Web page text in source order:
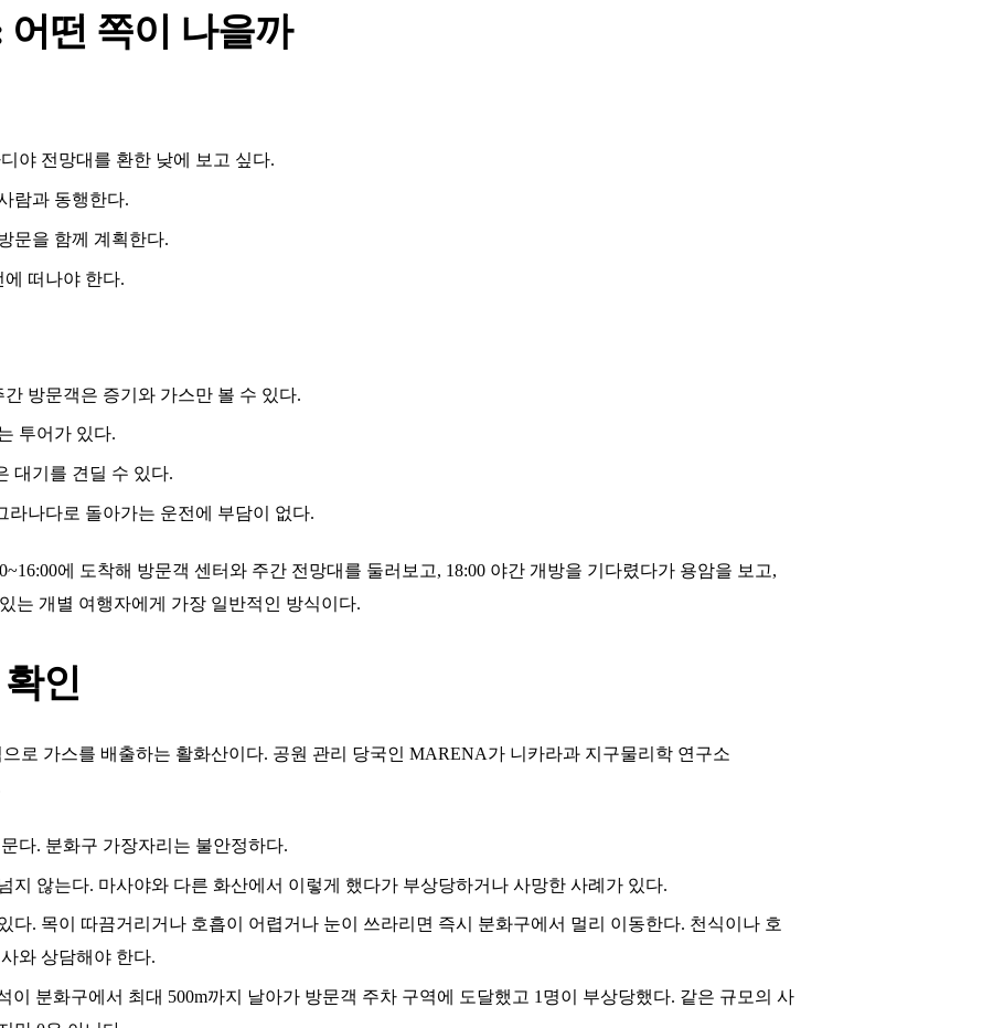
어떤 쪽이 나을까
야 전망대를 환한 낮에 보고 싶다.
람과 동행한다.
문을 함께 계획한다.
떠나야 한다.
방문객은 증기와 가스만 볼 수 있다.
투어가 있다.
대기를 견딜 수 있다.
나다로 돌아가는 운전에 부담이 없다.
에 도착해 방문객 센터와 주간 전망대를 둘러보고, 18:00 야간 개방을 기다렸다가 용암을 보고,
는 개별 여행자에게 가장 일반적인 방식이다.
인
로 가스를 배출하는 활화산이다. 공원 관리 당국인 MARENA가 니카라과 지구물리학 연구소
다. 분화구 가장자리는 불안정하다.
지 않는다. 마사야와 다른 화산에서 이렇게 했다가 부상당하거나 사망한 사례가 있다.
다. 목이 따끔거리거나 호흡이 어렵거나 눈이 쓰라리면 즉시 분화구에서 멀리 이동한다. 천식이나 호
와 상담해야 한다.
이 분화구에서 최대 500m까지 날아가 방문객 주차 구역에 도달했고 1명이 부상당했다. 같은 규모의 사